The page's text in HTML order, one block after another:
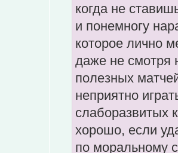
когда не
и понемногу
которое лично
даже не смотря
полезных
неприятно
слаборазвитых
хорошо, если
по моральному